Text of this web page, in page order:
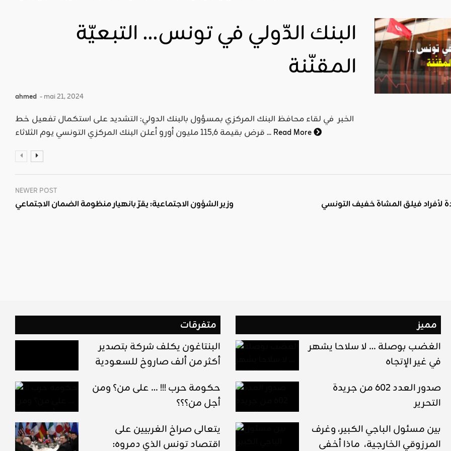
البنك الدّولي في تونس… التبعيّة
المقنّنة
ahmed - mai 21, 2024
الخبر في لقاء محافظ البنك المركزي بمسؤول بالبنك الدولي: التشديد على استكمال تفعيل خط
قرض بقيمة 115,6 مليون أورو أعلن البنك المركزي التونسي يوم الثلاثاء ...Read More
NEWER POST
وزير الشؤون الاجتماعية: يقرّ بانهيار منظومة الضمان الاجتماعي لأفراد فيلق المشاة خفيف التونسي
اقليمي ودولي
صدور
العدد 601
من جريدة
التحرير
ahmed
متفرقات
البنتاغون يكلف شركة بتصدير
أكثر من ألف صاروخ للسعودية
حكومة حرب !!! … على من؟ ومن
أجل من؟؟؟
يتعالى صراخ الغربيين على
اقتصاد تونس الذي دمروه:
مميز
الغضب بوصلة … لا سلاحا يشهر
في غير الإتجاه
صدور العدد 602 من جريدة
التحرير
بين مسئول الباجي الكبير، وغرف
المرزوقي الخارجية، ماذا أخفى